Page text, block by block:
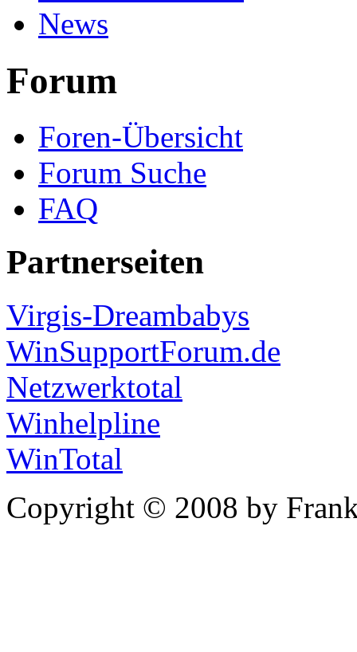
News
Forum
Foren-Übersicht
Forum Suche
FAQ
Partnerseiten
Virgis-Dreambabys
WinSupportForum.de
Netzwerktotal
Winhelpline
WinTotal
Copyright © 2008 by